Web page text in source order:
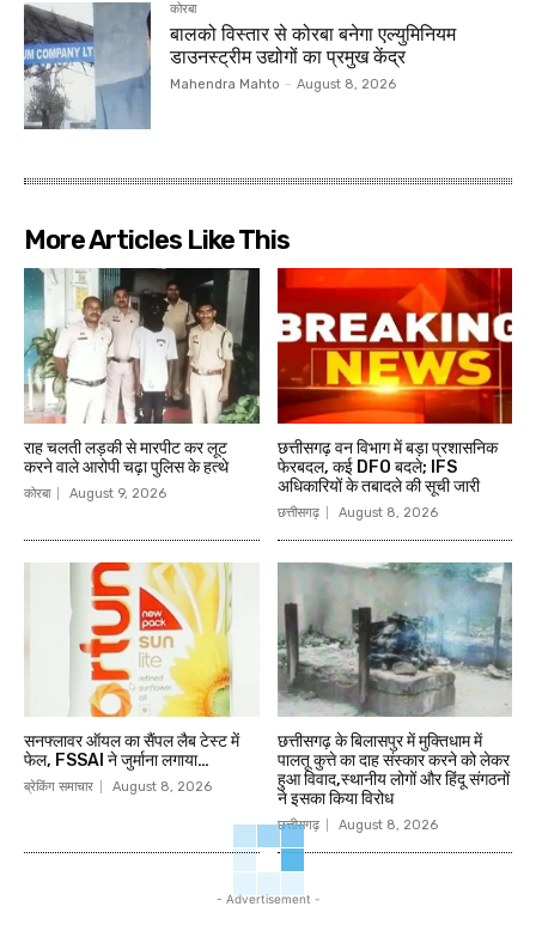
कोरबा
बालको विस्तार से कोरबा बनेगा एल्युमिनियम
डाउनस्ट्रीम उद्योगों का प्रमुख केंद्र
Mahendra Mahto - August 8, 2026
More Articles Like This
राह चलती लड़की से मारपीट कर लूट
करने वाले आरोपी चढ़ा पुलिस के हत्थे
कोरबा August 9, 2026
छत्तीसगढ़ वन विभाग में बड़ा प्रशासनिक
फेरबदल, कई DFO बदले; IFS
अधिकारियों के तबादले की सूची जारी
छत्तीसगढ़ August 8, 2026
सनफ्लावर ऑयल का सैंपल लैब टेस्ट में
फेल, FSSAI ने जुर्माना लगाया…
ब्रेकिंग समाचार August 8, 2026
छत्तीसगढ़ के बिलासपुर में मुक्तिधाम में
पालतू कुत्ते का दाह संस्कार करने को लेकर
हुआ विवाद,स्थानीय लोगों और हिंदू संगठनों
ने इसका किया विरोध
छत्तीसगढ़ August 8, 2026
- Advertisement -